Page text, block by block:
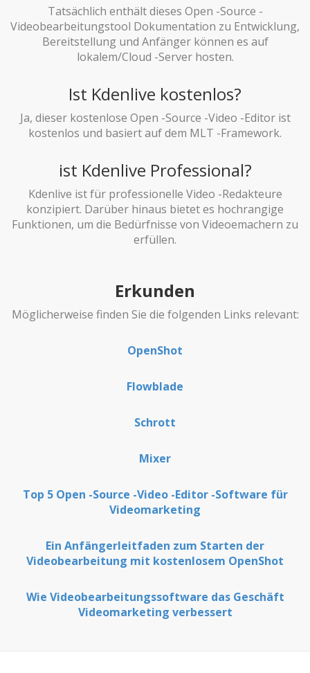
Tatsächlich enthält dieses Open -Source -
Videobearbeitungstool Dokumentation zu Entwicklung,
Bereitstellung und Anfänger können es auf
lokalem/Cloud -Server hosten.
Ist Kdenlive kostenlos?
Ja, dieser kostenlose Open -Source -Video -Editor ist
kostenlos und basiert auf dem MLT -Framework.
ist Kdenlive Professional?
Kdenlive ist für professionelle Video -Redakteure
konzipiert. Darüber hinaus bietet es hochrangige
Funktionen, um die Bedürfnisse von Videoemachern zu
erfüllen.
Erkunden
Möglicherweise finden Sie die folgenden Links relevant:
OpenShot
Flowblade
Schrott
Mixer
Top 5 Open -Source -Video -Editor -Software für
Videomarketing
Ein Anfängerleitfaden zum Starten der
Videobearbeitung mit kostenlosem OpenShot
Wie Videobearbeitungssoftware das Geschäft
Videomarketing verbessert